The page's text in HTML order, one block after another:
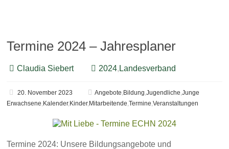
Termine 2024 – Jahresplaner
Claudia Siebert 2024, Landesverband
20. November 2023 Angebote, Bildung,Jugendliche,Junge
Erwachsene, Kalender, Kinder, Mitarbeitende,Termine,Veranstaltungen
Termine 2024: Unsere Bildungsangebote und